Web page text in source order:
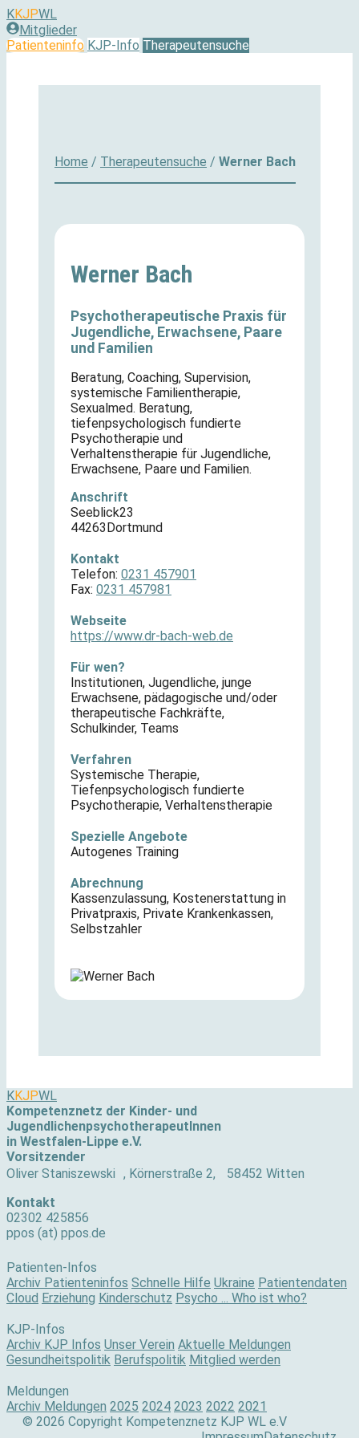
Zum
Inhalt
springen
KKJPWL
Mitglieder
Patienteninfo KJP-Info Therapeutensuche
Home / Therapeutensuche / Werner Bach
Werner Bach
Psychotherapeutische Praxis für
Jugendliche, Erwachsene, Paare
und Familien
Beratung, Coaching, Supervision,
systemische Familientherapie,
Sexualmed. Beratung,
tiefenpsychologisch fundierte
Psychotherapie und
Verhaltenstherapie für Jugendliche,
Erwachsene, Paare und Familien.
Anschrift
Seeblick23
44263 Dortmund
Kontakt
Telefon: 0231 457901
Fax: 0231 457981
Webseite
https://www.dr-bach-web.de
Für wen?
Institutionen, Jugendliche, junge
Erwachsene, pädagogische und/oder
therapeutische Fachkräfte,
Schulkinder, Teams
Verfahren
Systemische Therapie,
Tiefenpsychologisch fundierte
Psychotherapie, Verhaltenstherapie
Spezielle Angebote
Autogenes Training
Abrechnung
Kassenzulassung, Kostenerstattung in
Privatpraxis, Private Krankenkassen,
Selbstzahler
KKJPWL
Kompetenznetz der Kinder- und
JugendlichenpsychotherapeutInnen
in Westfalen-Lippe e.V.
Vorsitzender
Oliver Staniszewski , Körnerstraße 2, 58452 Witten
Kontakt
02302 425856
ppos (at) ppos.de
Patienten-Infos
Archiv Patienteninfos Schnelle Hilfe Ukraine Patientendaten
Cloud Erziehung Kinderschutz Psycho ... Who ist who?
KJP-Infos
Archiv KJP Infos Unser Verein Aktuelle Meldungen
Gesundheitspolitik Berufspolitik Mitglied werden
Meldungen
Archiv Meldungen 2025 2024 2023 2022 2021
© 2026 Copyright Kompetenznetz KJP WL e.V